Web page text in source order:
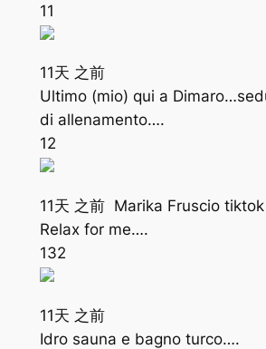
11
11天 之前
Ultimo (mio) qui a
di allenamento….
12
11天 之前 Marika Fruscio tiktok
Relax for me….
132
11天 之前
Idro sauna e bagno turco….